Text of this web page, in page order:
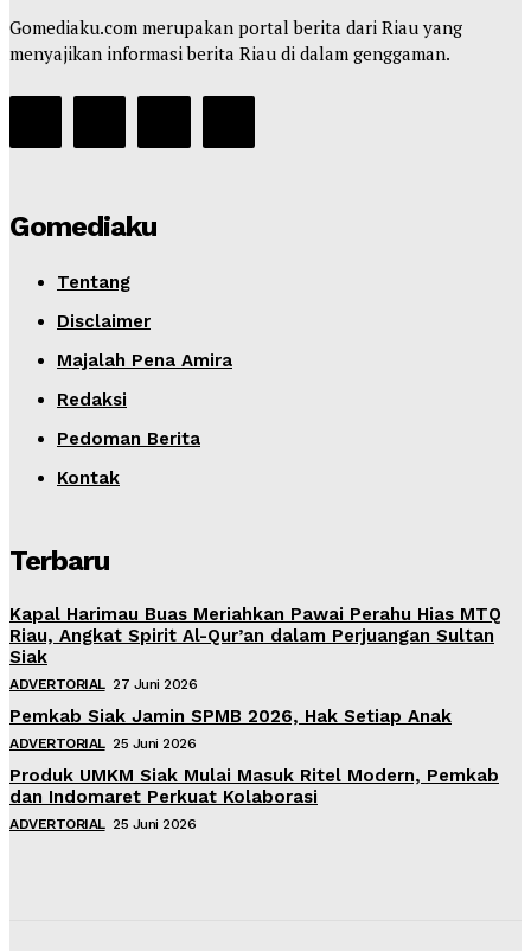
Gomediaku.com merupakan portal berita dari Riau yang
menyajikan informasi berita Riau di dalam genggaman.
Gomediaku
Tentang
Disclaimer
Majalah Pena Amira
Redaksi
Pedoman Berita
Kontak
Terbaru
Kapal Harimau Buas Meriahkan Pawai Perahu Hias MTQ
Riau, Angkat Spirit Al-Qur’an dalam Perjuangan Sultan
Siak
ADVERTORIAL 27 Juni 2026
Pemkab Siak Jamin SPMB 2026, Hak Setiap Anak
ADVERTORIAL 25 Juni 2026
Produk UMKM Siak Mulai Masuk Ritel Modern, Pemkab
dan Indomaret Perkuat Kolaborasi
ADVERTORIAL 25 Juni 2026